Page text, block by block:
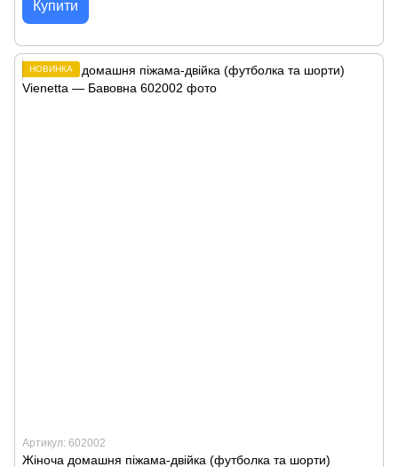
Купити
НОВИНКА
Артикул: 602002
Жіноча домашня піжама-двійка (футболка та шорти)